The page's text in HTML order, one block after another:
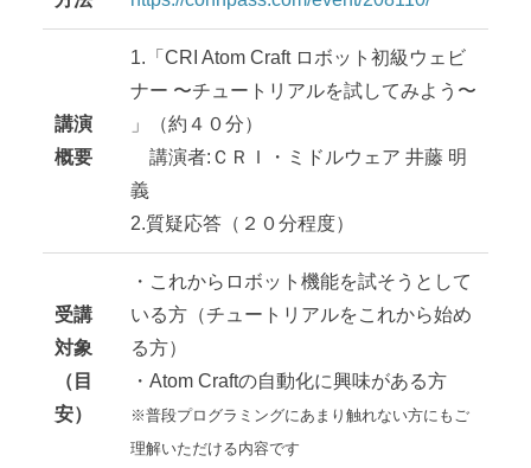
講演
概要
1.「CRI Atom Craft ロボット初級ウェビ
ナー 〜チュートリアルを試してみよう〜
」（約４０分）
講演者:ＣＲＩ・ミドルウェア 井藤 明
義
2.質疑応答（２０分程度）
受講
対象
（目
安）
・これからロボット機能を試そうとして
いる方（チュートリアルをこれから始め
る方）
・Atom Craftの自動化に興味がある方
※普段プログラミングにあまり触れない方にもご
理解いただける内容です